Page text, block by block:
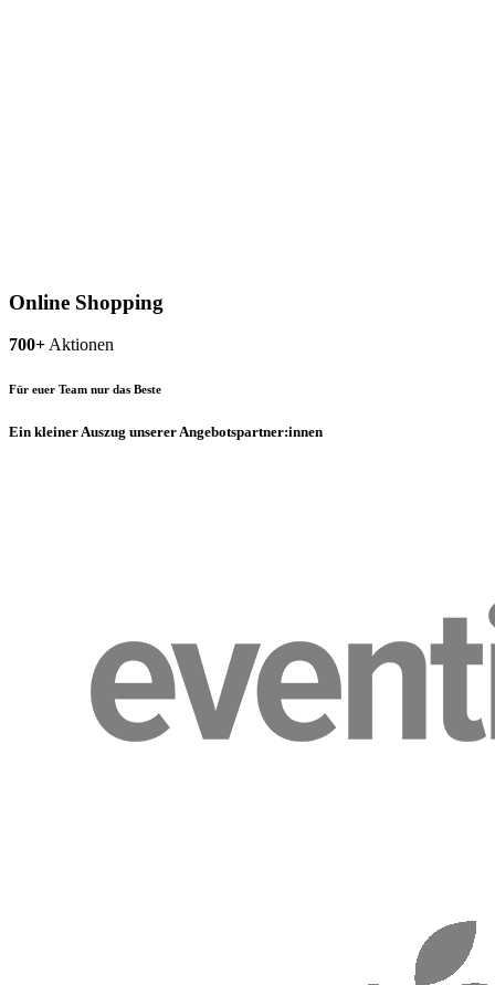
Online Shopping
700+ Aktionen
Für euer Team nur das Beste
Ein kleiner Auszug unserer Angebotspartner:innen